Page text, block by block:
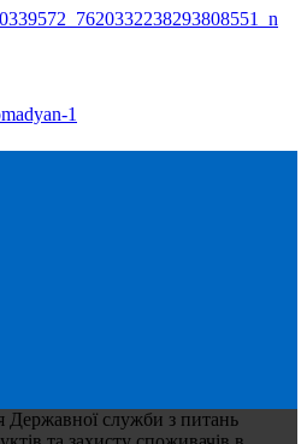
Державної служби з питань